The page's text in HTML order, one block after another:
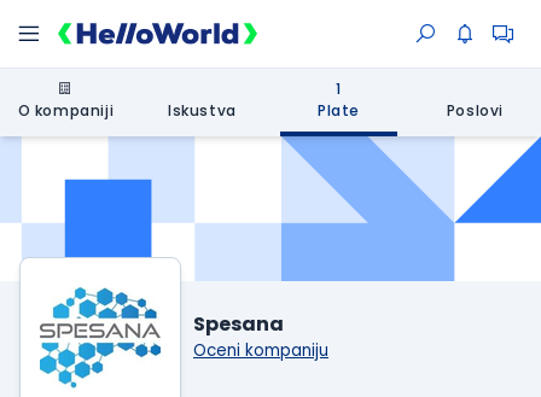
O kompaniji Iskustva
1
Plate
Poslovi
Spesana
Oceni kompaniju